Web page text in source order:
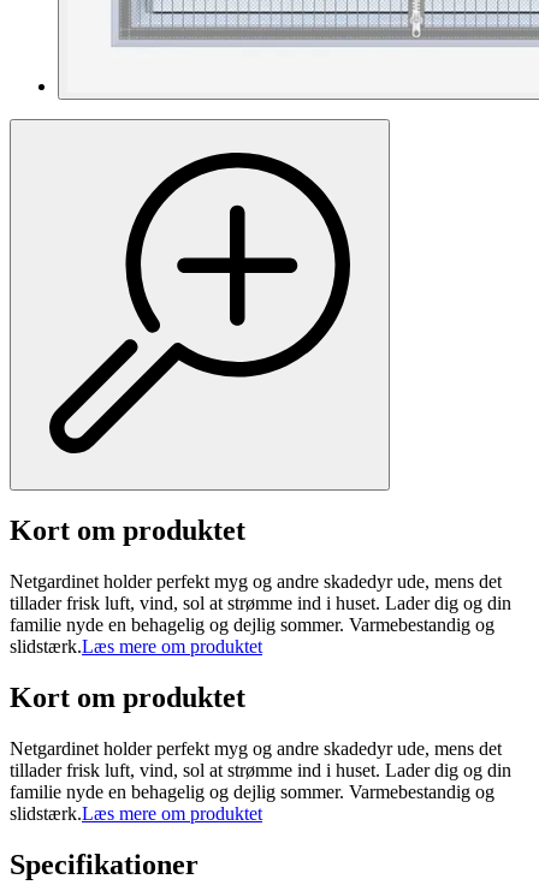
Kort om produktet
Netgardinet holder perfekt myg og andre skadedyr ude, mens det
tillader frisk luft, vind, sol at strømme ind i huset. Lader dig og din
familie nyde en behagelig og dejlig sommer. Varmebestandig og
slidstærk.Læs mere om produktet
Kort om produktet
Netgardinet holder perfekt myg og andre skadedyr ude, mens det
tillader frisk luft, vind, sol at strømme ind i huset. Lader dig og din
familie nyde en behagelig og dejlig sommer. Varmebestandig og
slidstærk.Læs mere om produktet
Specifikationer